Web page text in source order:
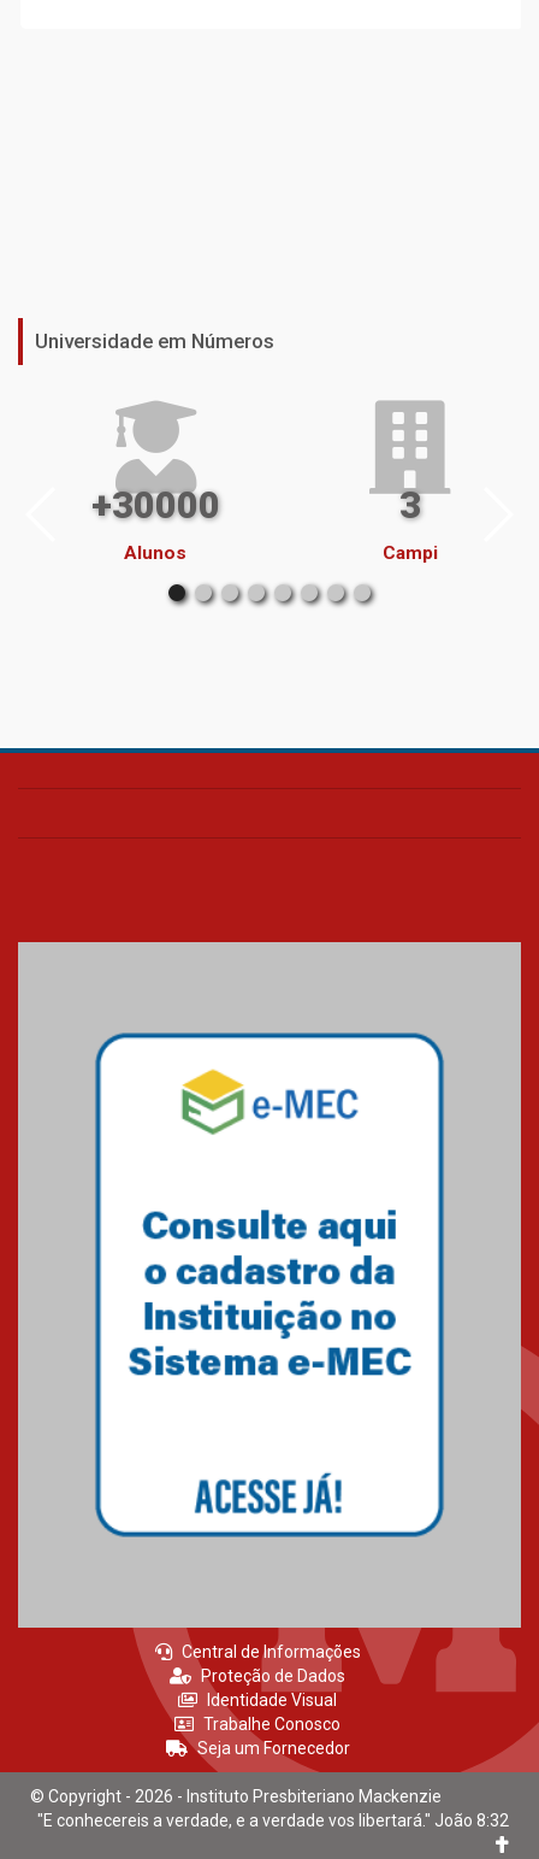
Universidade em Números
+30000
Alunos
3
Campi
Central de Informações
Proteção de Dados
Identidade Visual
Trabalhe Conosco
Seja um Fornecedor
© Copyright - 2026 - Instituto Presbiteriano Mackenzie
"E conhecereis a verdade, e a verdade vos libertará." João 8:32